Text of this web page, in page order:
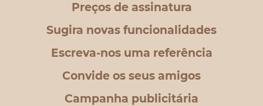
Preços de assinatura
Sugira novas funcionalidades
Escreva-nos uma referência
Convide os seus amigos
Campanha publicitária